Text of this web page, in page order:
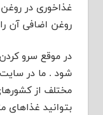
غذاخوری در
روغن اضافی آن
در موقع سرو
شود . ما در
مختلف از
بتوانید غذاهای